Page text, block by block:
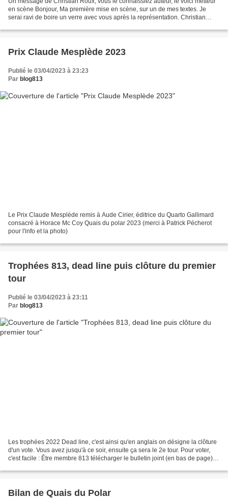
en scène Bonjour, Ma première mise en scène, sur un de mes textes. Je
serai ravi de boire un verre avec vous après la représentation. Christian
Prix Claude Mesplède 2023
Publié le 03/04/2023 à 23:23
Par blog813
Le Prix Claude Mesplède remis à Aude Cirier, éditrice du Quarto Gallimard
consacré à Horace Mc Coy Quais du polar 2023 (merci à Patrick Pécherot
pour l'info et la photo)
Trophées 813, dead line puis clôture du premier
tour
Publié le 03/04/2023 à 23:11
Par blog813
Les trophées 2022 Dead line, c'est ainsi qu'en anglais on désigne la clôture
d'un vote. Vous avez jusqu'à ce soir, ensuite ça sera le 2e tour. Pour voter,
c'est facile : Être membre 813 télécharger le bulletin joint (en bas de page)
Bilan de Quais du Polar